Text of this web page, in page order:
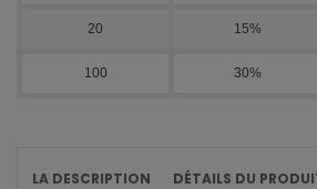
20 15%
100 30%
LA DESCRIPTION DÉTAILS DU